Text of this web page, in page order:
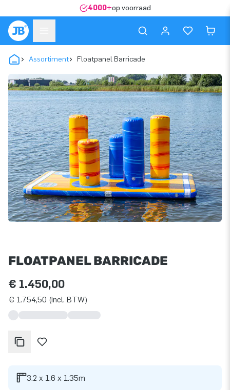
4000+op voorraad
Assortiment Floatpanel Barricade
FLOATPANEL BARRICADE
€ 1.450,00
€ 1.754,50 (incl. BTW)
3.2 x 1.6 x 1.35m